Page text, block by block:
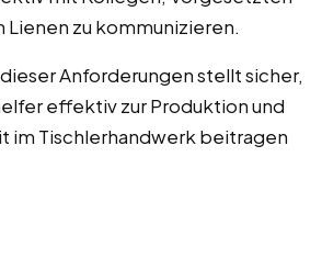
Lienen zu kommunizieren.
Anforderungen stellt sicher,
effektiv zur Produktion und
im Tischlerhandwerk beitragen